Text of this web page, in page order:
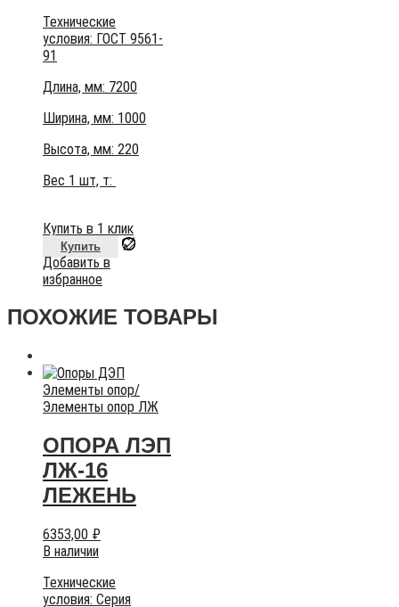
Технические
условия: ГОСТ 9561-
91
Длина, мм: 7200
Ширина, мм: 1000
Высота, мм: 220
Вес 1 шт, т:
Купить в 1 клик
Купить
Добавить в
избранное
ПОХОЖИЕ ТОВАРЫ
Элементы опор/
Элементы опор ЛЖ
ОПОРА ЛЭП
ЛЖ-16
ЛЕЖЕНЬ
6353,00 ₽
В наличии
Технические
условия: Серия